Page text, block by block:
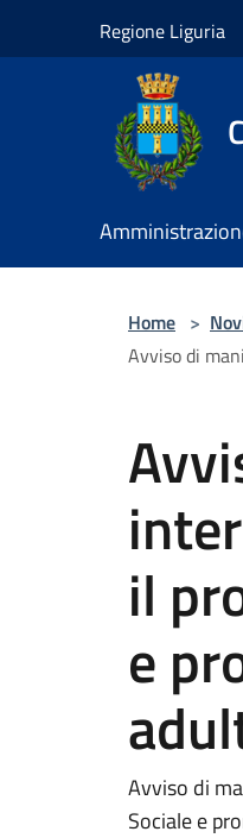
Regione Liguria
Home >
Avviso di
il
e
Avviso di
Sociale e